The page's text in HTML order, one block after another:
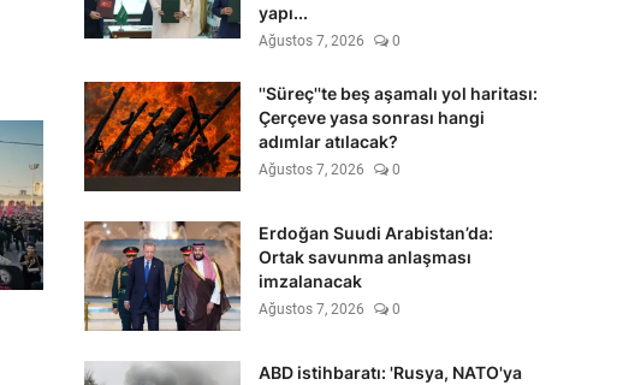
yapı...
Ağustos 7, 2026 0
''Süreç''te beş aşamalı yol haritası:
Çerçeve yasa sonrası hangi
adımlar atılacak?
Ağustos 7, 2026 0
Erdoğan Suudi Arabistan’da:
Ortak savunma anlaşması
imzalanacak
Ağustos 7, 2026 0
ABD istihbaratı: 'Rusya, NATO'ya